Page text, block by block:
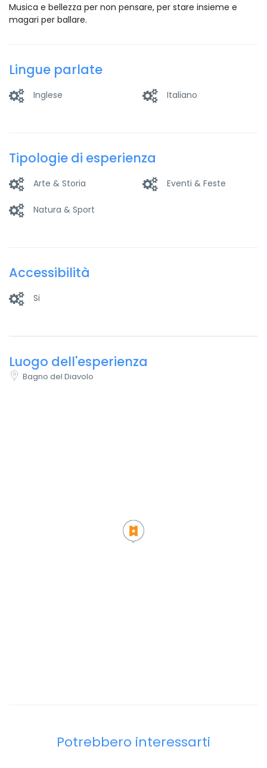
Musica e bellezza per non pensare, per stare insieme e
magari per ballare.
Lingue parlate
Inglese Italiano
Tipologie di esperienza
Arte & Storia Eventi & Feste
Natura & Sport
Accessibilità
Si
Luogo dell'esperienza
Bagno del Diavolo
Potrebbero interessarti